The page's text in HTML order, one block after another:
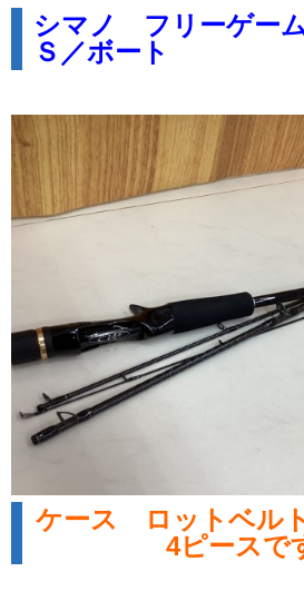
シマノ フリーゲー
Ｓ／ボート
ケース ロットベル
4ピースで